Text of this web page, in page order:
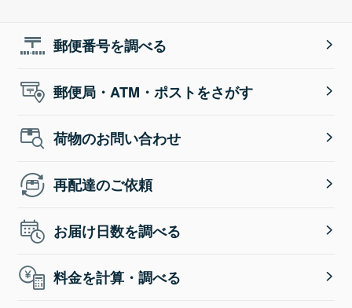
郵便番号を調べる
郵便局・ATM・ポストをさがす
荷物のお問い合わせ
再配達のご依頼
お届け日数を調べる
料金を計算・調べる